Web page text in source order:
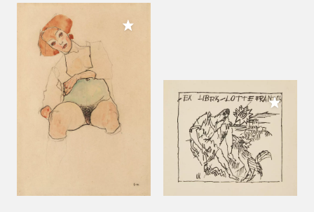
Meiner Sammlung hinzufügen
Meiner